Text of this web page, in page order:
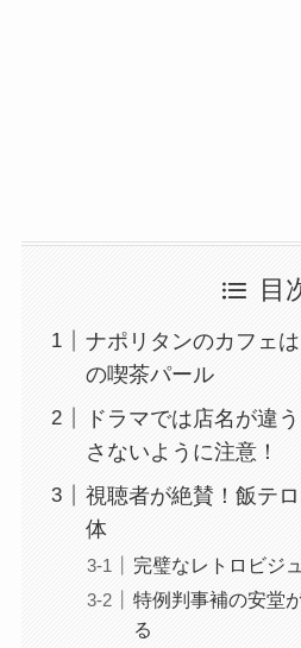
目
ナポリタンのカフェ
の喫茶パール
ドラマでは店名が違
さないように注意！
視聴者が絶賛！飯テ
体
完璧なレトロビジ
特例判事補の安堂
る